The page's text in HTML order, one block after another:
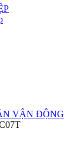
VẬN ĐỘNG